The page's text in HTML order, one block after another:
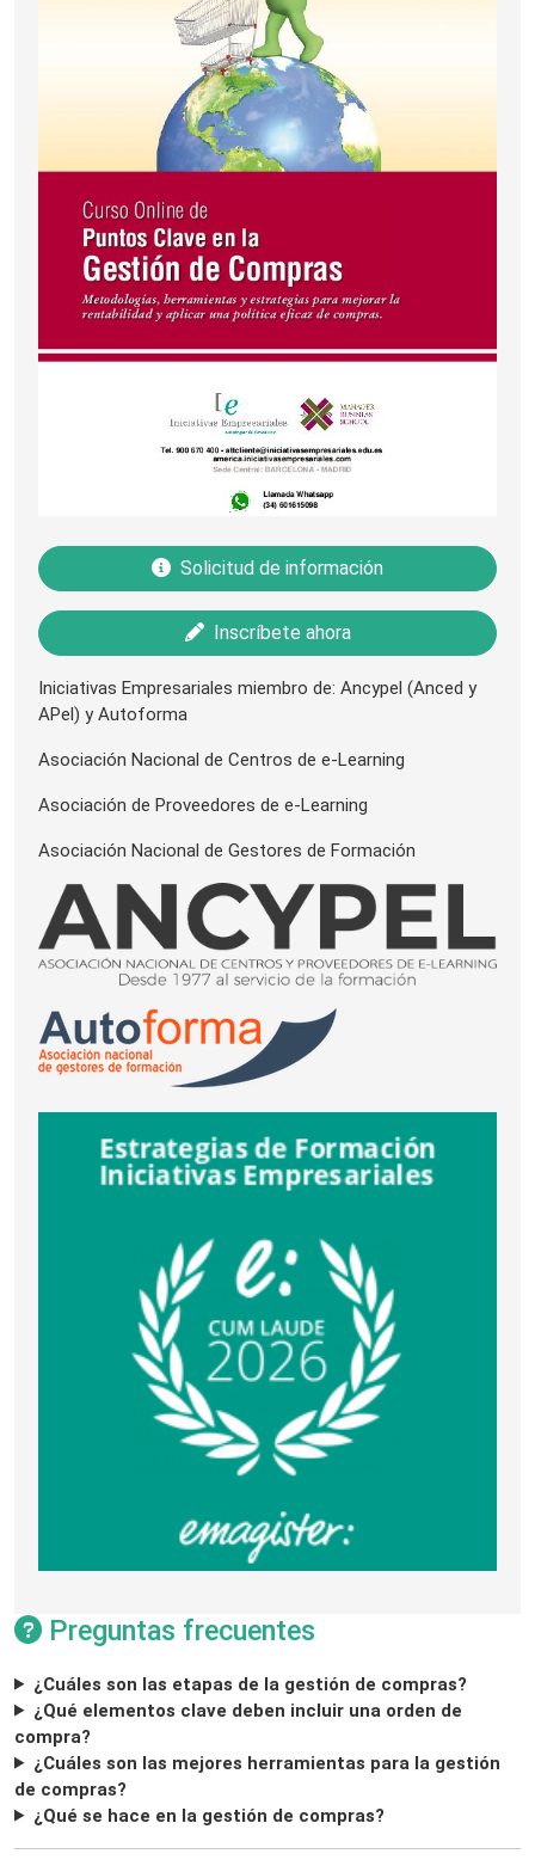
Solicitud de información
Inscríbete ahora
Iniciativas Empresariales miembro de: Ancypel (Anced y
APel) y Autoforma
Asociación Nacional de Centros de e-Learning
Asociación de Proveedores de e-Learning
Asociación Nacional de Gestores de Formación
Preguntas frecuentes
¿Cuáles son las etapas de la gestión de compras?
¿Qué elementos clave deben incluir una orden de
compra?
¿Cuáles son las mejores herramientas para la gestión
de compras?
¿Qué se hace en la gestión de compras?